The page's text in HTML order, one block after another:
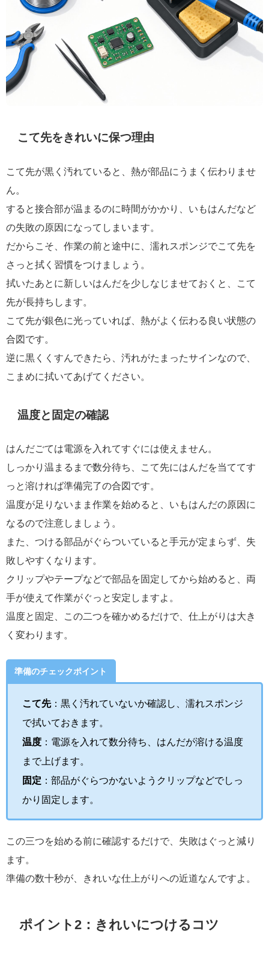
こて先をきれいに保つ理由
こて先が黒く汚れていると、熱が部品にうまく伝わりませ
ん。
すると接合部が温まるのに時間がかかり、いもはんだなど
の失敗の原因になってしまいます。
だからこそ、作業の前と途中に、濡れスポンジでこて先を
さっと拭く習慣をつけましょう。
拭いたあとに新しいはんだを少しなじませておくと、こて
先が長持ちします。
こて先が銀色に光っていれば、熱がよく伝わる良い状態の
合図です。
逆に黒くくすんできたら、汚れがたまったサインなので、
こまめに拭いてあげてください。
温度と固定の確認
はんだごては電源を入れてすぐには使えません。
しっかり温まるまで数分待ち、こて先にはんだを当ててす
っと溶ければ準備完了の合図です。
温度が足りないまま作業を始めると、いもはんだの原因に
なるので注意しましょう。
また、つける部品がぐらついていると手元が定まらず、失
敗しやすくなります。
クリップやテープなどで部品を固定してから始めると、両
手が使えて作業がぐっと安定しますよ。
温度と固定、この二つを確かめるだけで、仕上がりは大き
く変わります。
準備のチェックポイント
こて先 ：黒く汚れていないか確認し、濡れスポンジ
で拭いておきます。
温度 ：電源を入れて数分待ち、はんだが溶ける温度
まで上げます。
固定 ：部品がぐらつかないようクリップなどでしっ
かり固定します。
この三つを始める前に確認するだけで、失敗はぐっと減り
ます。
準備の数十秒が、きれいな仕上がりへの近道なんですよ。
ポイント2：きれいにつけるコツ